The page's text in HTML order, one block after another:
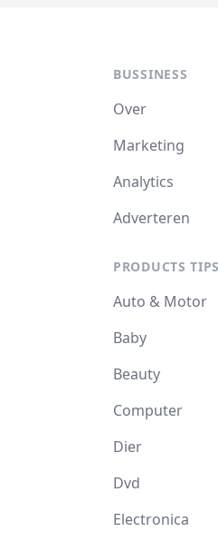
BUSSINESS
Over
Marketing
Analytics
Adverteren
PRODUCTS TIPS
Auto & Motor
Baby
Beauty
Computer
Dier
Dvd
Electronica